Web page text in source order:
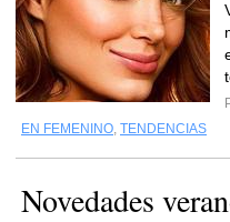
EN FEMENINO, TENDENCIAS
Novedades